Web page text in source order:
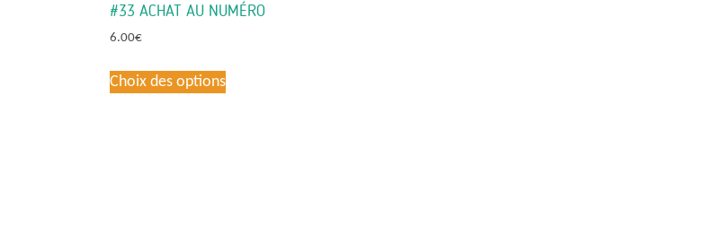
#33 ACHAT AU NUMÉRO
6.00€
Choix des optionsproduit